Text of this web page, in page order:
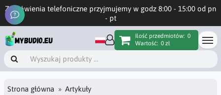
Zamówienia telefoniczne przyjmujemy w godz 8:00 - 15:00 od pn
- pt
Ilość przedmiotów: 0
Wartość: 0 zł
Strona główna Artykuły